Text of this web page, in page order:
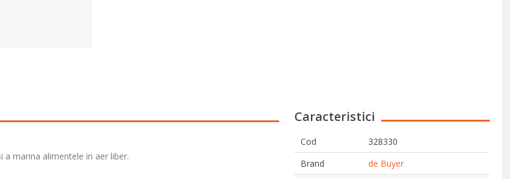
marina alimentele in aer liber.
Caracteristici
Cod
328330
Brand
de Buyer